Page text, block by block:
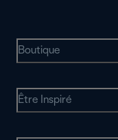
Boutique
Être Inspiré